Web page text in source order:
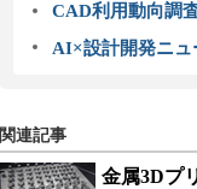
CAD利用動向調
AI×設計開発ニュ
関連記事
金属3Dプ